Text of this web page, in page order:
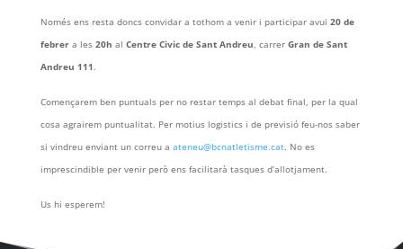
Només ens resta doncs convidar a tothom a venir i participar avui 20 de
febrera les 20h al Centre Civic de Sant Andreu , carrer Gran de Sant
Andreu 111 .
Començarem ben puntuals per no restar temps al debat final, per la qual
cosa agrairem puntualitat. Per motius logistics i de previsió feu-nos saber
si vindreu enviant un correu a ateneu@bcnatletisme.cat. No es
imprescindible per venir però ens facilitarà tasques d’allotjament.
Us hi esperem!